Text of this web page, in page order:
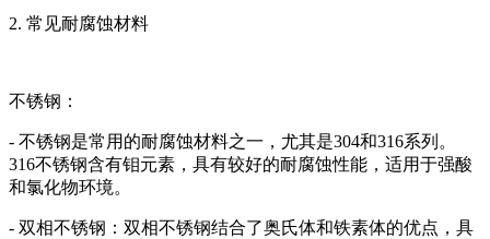
2. 常见耐腐蚀材料
不锈钢：
- 不锈钢是常用的耐腐蚀材料之一，尤其是304和316系列。
316不锈钢含有钼元素，具有较好的耐腐蚀性能，适用于强酸
和氯化物环境。
- 双相不锈钢：双相不锈钢结合了奥氏体和铁素体的优点，具